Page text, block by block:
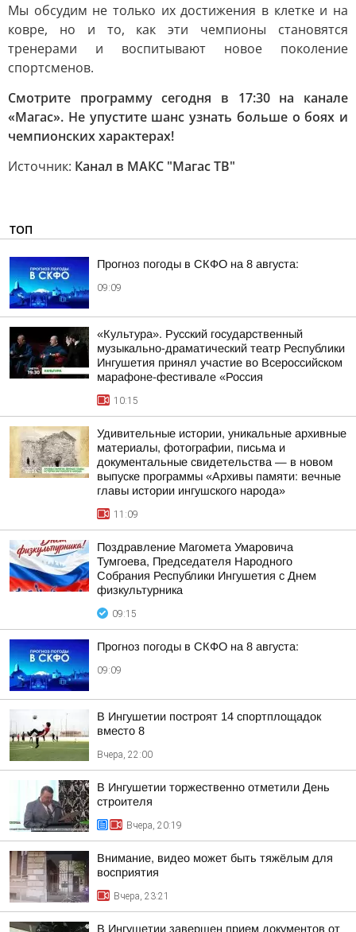
Мы обсудим не только их достижения в клетке и на
ковре, но и то, как эти чемпионы становятся
тренерами и воспитывают новое поколение
спортсменов.
Смотрите программу сегодня в 17:30 на канале
«Магас». Не упустите шанс узнать больше о боях и
чемпионских характерах!
Источник: Канал в МАКС "Магас ТВ"
ТОП
Прогноз погоды в СКФО на 8 августа:
09:09
«Культура». Русский государственный
музыкально-драматический театр Республики
Ингушетия принял участие во Всероссийском
марафоне-фестивале «Россия
10:15
Удивительные истории, уникальные архивные
материалы, фотографии, письма и
документальные свидетельства — в новом
выпуске программы «Архивы памяти: вечные
главы истории ингушского народа»
11:09
Поздравление Магомета Умаровича
Тумгоева, Председателя Народного
Собрания Республики Ингушетия с Днем
физкультурника
09:15
Прогноз погоды в СКФО на 8 августа:
09:09
В Ингушетии построят 14 спортплощадок
вместо 8
Вчера, 22:00
В Ингушетии торжественно отметили День
строителя
Вчера, 20:19
Внимание, видео может быть тяжёлым для
восприятия
Вчера, 23:21
В Ингушетии завершен прием документов от